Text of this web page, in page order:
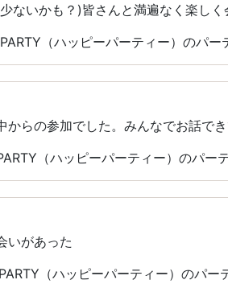
ないかも？)皆さんと満遍なく楽し
（ハッピーパーティー）のパー
らの参加でした。みんなでお話で
（ハッピーパーティー）のパー
いがあった
（ハッピーパーティー）のパー